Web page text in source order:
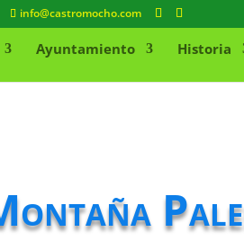
info@castromocho.com
Ayuntamiento Historia